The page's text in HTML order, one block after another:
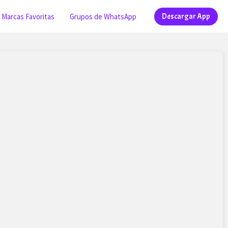
Marcas Favoritas Grupos de WhatsApp Descargar App